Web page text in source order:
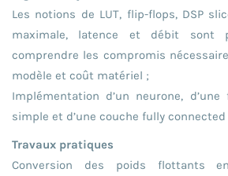
Les notions de LUT, flip-flops, DSP
maximale, latence et débit sont
comprendre les compromis
modèle et coût matériel ;
Implémentation d’un neurone, d’une
simple et d’une couche fully connected
Travaux pratiques
Conversion des poids flottants